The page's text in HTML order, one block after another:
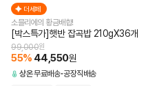
더세페
소믈리에의 황금배합!
[박스특가]햇반 잡곡밥 210gX36개
99,000원
55% 44,550원
상온무료배송 공장직배송